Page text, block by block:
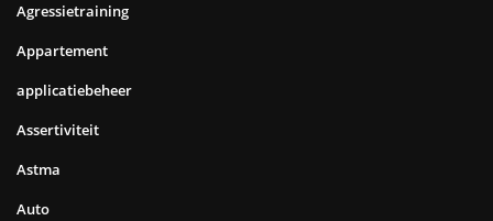
Agressietraining
Appartement
applicatiebeheer
Assertiviteit
Astma
Auto